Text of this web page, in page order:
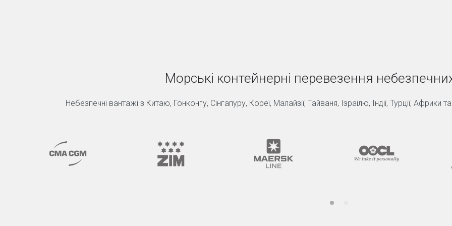
Морські контейнерні перевезення
Небезпечні вантажі з Китаю, Гонконгу, Сінгапуру, Кореї, Малайзії, Тайваня, Ізраілю, Індії, Турції, Африки